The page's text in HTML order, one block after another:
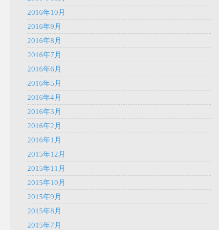
2016年10月
2016年9月
2016年8月
2016年7月
2016年6月
2016年5月
2016年4月
2016年3月
2016年2月
2016年1月
2015年12月
2015年11月
2015年10月
2015年9月
2015年8月
2015年7月